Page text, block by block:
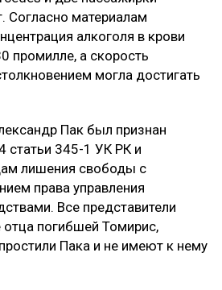
в ночь на 21 марта на
в Алматы. По данным
алкогольного
встречную полосу и
Жертвами аварии стали 29-
и две пассажирки —
Согласно материалам
алкоголя в крови
промилле, а скорость
могла достигать